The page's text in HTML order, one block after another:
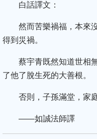
白話譯文：
然而苦樂禍福，本來
得到災禍。
蔡宇青既然知道世相
了他了脫生死的大善根。
否則，子孫滿堂，家
——如誠法師譯